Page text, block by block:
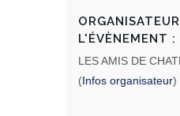
L'ÉVÈNEMENT :
LES AMIS DE
(Infos organisateur)